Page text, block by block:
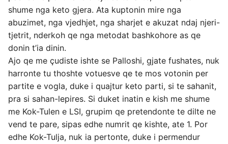
shume nga keto gjera. Ata kuptonin mire nga
abuzimet, nga vjedhjet, nga sharjet e akuzat ndaj njeri-
tjetrit, nderkoh qe nga metodat bashkohore as qe
donin t’ia dinin.
Ajo qe me çudiste ishte se Palloshi, gjate fushates, nuk
harronte tu thoshte votuesve qe te mos votonin per
partite e vogla, duke i quajtur keto parti, si te sahanit,
pra si sahan-lepires. Si duket inatin e kish me shume
me Kok-Tulen e LSI, grupim qe pretendonte te dilte ne
vend te pare, sipas edhe numrit qe kishte, ate 1. Por
edhe Kok-Tulja, nuk ia pertonte, duke i permendur